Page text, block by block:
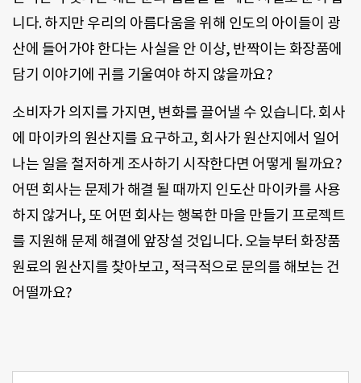
니다. 하지만 우리의 아름다움을 위해 인도의 아이들이 광
산에 들어가야 한다는 사실을 안 이상, 반짝이는 화장품에
담기 이야기에 귀를 기울여야 하지 않을까요?
소비자가 의지를 가지면, 변화를 끌어낼 수 있습니다. 회사
에 마이카의 원산지를 요구하고, 회사가 원산지에서 일어
나는 일을 철저하게 조사하기 시작한다면 어떻게 될까요?
어떤 회사는 문제가 해결 될 때까지 인도산 마이카를 사용
하지 않거나, 또 어떤 회사는 행복한 마을 만들기 프로젝트
를 지원해 문제 해결에 앞장설 것입니다. 오늘부터 화장품
원료의 원산지를 찾아보고, 적극적으로 문의를 해보는 건
어떨까요?